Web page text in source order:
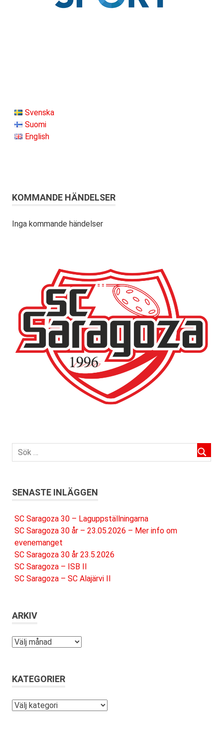
Svenska
Suomi
English
KOMMANDE HÄNDELSER
Inga kommande händelser
SENASTE INLÄGGEN
SC Saragoza 30 – Laguppställningarna
SC Saragoza 30 år – 23.05.2026 – Mer info om
evenemanget
SC Saragoza 30 år 23.5.2026
SC Saragoza – ISB II
SC Saragoza – SC Alajärvi II
ARKIV
Arkiv
KATEGORIER
Kategorier